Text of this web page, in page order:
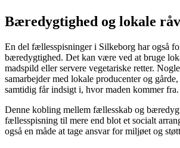
Bæredygtighed og lokale
En del fællesspisninger i Silkeborg har også
bæredygtighed. Det kan være ved at bruge
madspild eller servere vegetariske retter.
samarbejder med lokale producenter og gårde,
samtidig får indsigt i, hvor maden kommer fra.
Denne kobling mellem fællesskab og
fællesspisning til mere end blot et socialt
også en måde at tage ansvar for miljøet og